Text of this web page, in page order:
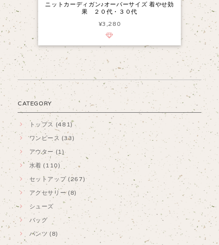
ニットカーディガン♪オーバーサイズ 着やせ効
果 ２０代・３０代
¥3,280
CATEGORY
トップス (481)
ワンピース (33)
アウター (1)
水着 (110)
セットアップ (267)
アクセサリー (8)
シューズ
バッグ
パンツ (8)